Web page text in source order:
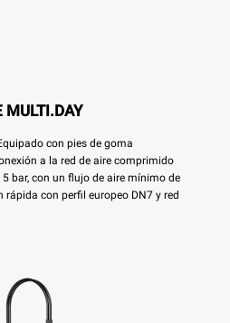
MULTI.DAY
con pies de goma
a la red de aire comprimido
bar, con un flujo de aire mínimo de
con perfil europeo DN7 y red